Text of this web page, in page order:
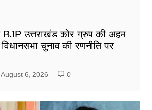
उत्तराखंड कोर ग्रुप की अहम
चुनाव की रणनीति पर
August 6, 2026 0